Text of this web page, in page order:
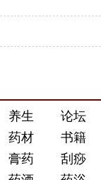
养生
论坛
药材
书籍
膏药
刮痧